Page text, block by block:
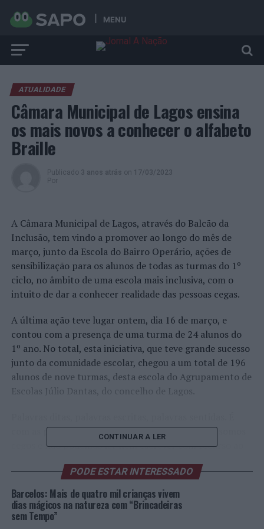
MENU
ATUALIDADE
Câmara Municipal de Lagos ensina
os mais novos a conhecer o alfabeto
Braille
Publicado 3 anos atrás on 17/03/2023
Por
A Câmara Municipal de Lagos, através do Balcão da
Inclusão, tem vindo a promover ao longo do mês de
março, junto da Escola do Bairro Operário, ações de
sensibilização para os alunos de todas as turmas do 1º
ciclo, no âmbito de uma escola mais inclusiva, com o
intuito de dar a conhecer realidade das pessoas cegas.
A última ação teve lugar ontem, dia 16 de março, e
contou com a presença de uma turma de 24 alunos do
1º ano. No total, esta iniciativa, que teve grande sucesso
junto da comunidade escolar, chegou a um total de 196
alunos de nove turmas, desta escola do Agrupamento de
Escolas Júlio Dantas, do concelho de Lagos.
com as palavras que comunicamos, mas, quando somos
cegos e não podemos ler nem escrever com recurso ao
dedos, utilizando o tato. Para tal, usamos o braille, como
forma de comunicação escrita.
Para demostrar este modo de sentir as palavras, Dina
CONTINUAR A LER
PODE ESTAR INTERESSADO
Barcelos: Mais de quatro mil crianças vivem
dias mágicos na natureza com “Brincadeiras
sem Tempo”